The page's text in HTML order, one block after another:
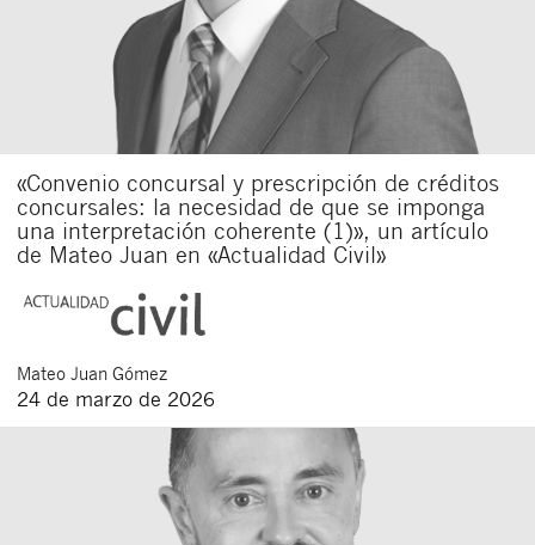
«Convenio concursal y prescripción de créditos
concursales: la necesidad de que se imponga
una interpretación coherente (1)», un artículo
de Mateo Juan en «Actualidad Civil»
Mateo Juan Gómez
24 de marzo de 2026